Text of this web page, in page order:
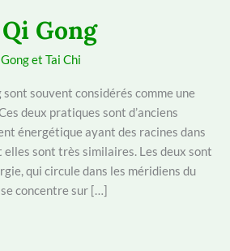
Gong
et Tai Chi
sont souvent considérés comme une
deux pratiques sont d’anciens
énergétique ayant des racines dans
sont très similaires. Les deux sont
qui circule dans les méridiens du
se concentre sur […]